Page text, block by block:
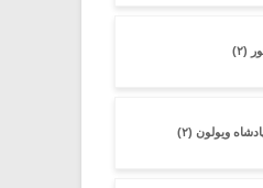
(۲)
ویولون (۲)